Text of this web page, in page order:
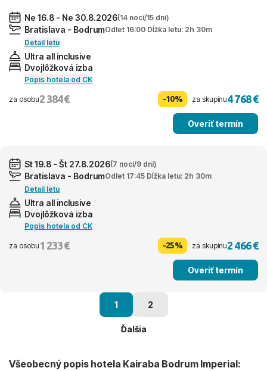
Ne 16.8 - Ne 30.8.2026(14 nocí/15 dní)
Bratislava - BodrumOdlet 16:00 Dĺžka letu: 2h 30m
Detail letu
Ultra all inclusive
Dvojlôžková izba
Popis hotela od CK
za osobu2 384 € -10% za skupinu4 768 €
Overiť termín
St 19.8 - Št 27.8.2026(7 nocí/9 dní)
Bratislava - BodrumOdlet 17:45 Dĺžka letu: 2h 30m
Detail letu
Ultra all inclusive
Dvojlôžková izba
Popis hotela od CK
za osobu 1 233 € -25% za skupinu2 466 €
Overiť termín
1 2
Ďalšia
Všeobecný popis hotela Kairaba Bodrum Imperial: